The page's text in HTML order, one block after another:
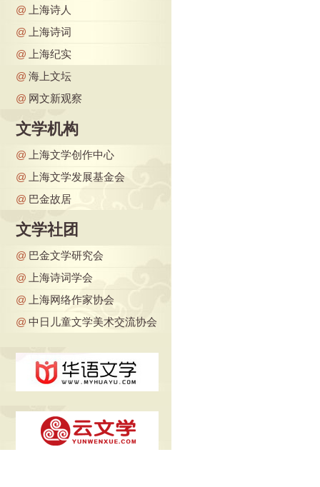
@
上海诗人
@
上海诗词
@
上海纪实
@ 海上文坛
@ 网文新观察
文学机构
@
上海文学创作中心
@
上海文学发展基金会
@ 巴金故居
文学社团
@ 巴金文学研究会
@
上海诗词学会
@
上海网络作家协会
@ 中日儿童文学美术交流协会